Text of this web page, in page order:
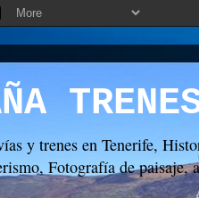
y trenes en Tenerife,
Fotografía de paisaje,